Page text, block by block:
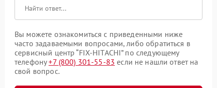
Вы можете ознакомиться с приведенными ниже
часто задаваемыми вопросами, либо обратиться в
сервисный центр “FIX-HITACHI” по следующему
телефону+7 (800) 301-55-83 если не нашли ответ на
свой вопрос.